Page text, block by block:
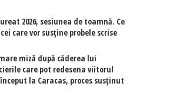
2026, sesiunea de toamnă. Ce
care vor susține probele scrise
miză după căderea lui
care pot redesena viitorul
la Caracas, proces susținut